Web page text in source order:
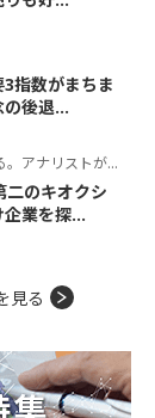
3指数がまちま
後退...
が読み解くテーマの本質
二のキオクシ
業を探...
見る